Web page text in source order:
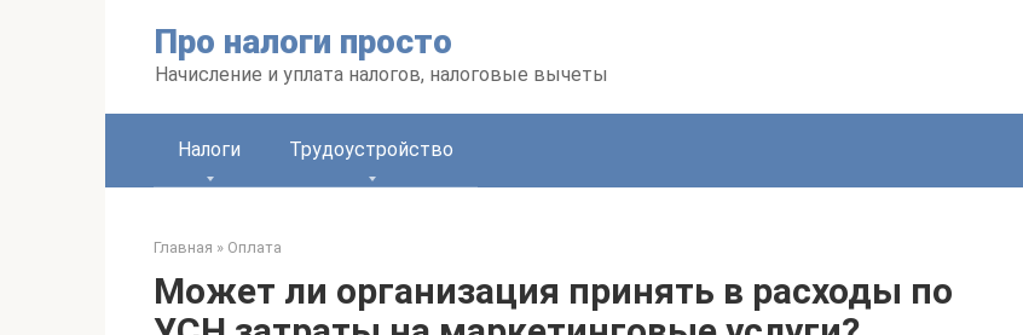
Про налоги просто
Начисление и уплата налогов, налоговые вычеты
Налоги Трудоустройство
Главная » Оплата
Может ли организация принять в расходы по